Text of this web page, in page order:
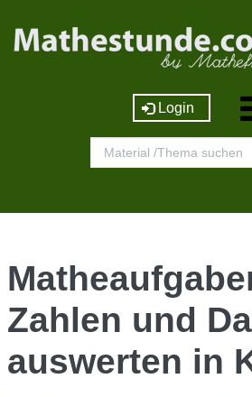
Login
Zahlen und
auswerten in